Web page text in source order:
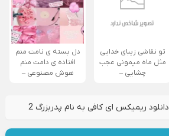
تو نقاشی زیبای خدایی
مثل ماه میمونی عجب
چشایی –
دل بسته ی نامت منم
افتاده ی دامت منم
هوش مصنوعی –
دانلود ریمیکس ای کافی به نام پدربزرگ 2